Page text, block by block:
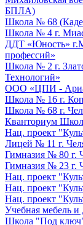
БПЛА)
Школа № 68
Школа № 4 г.
ДДТ «Юность»
профессий»
Школа № 2 г.
Технологий»
ООО «ЦПИ -
Школа № 16 г.
Школа № 68 г.
Кванториум
Нац. проект
Лицей № 11 г.
Гимназия № 80 г.
Гимназия № 23 г.
Нац. проект
Нац. проект
Нац. проект
Учебная мебель и
Школа "Под